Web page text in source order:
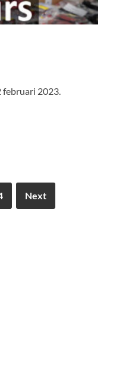
februari 2023.
Next